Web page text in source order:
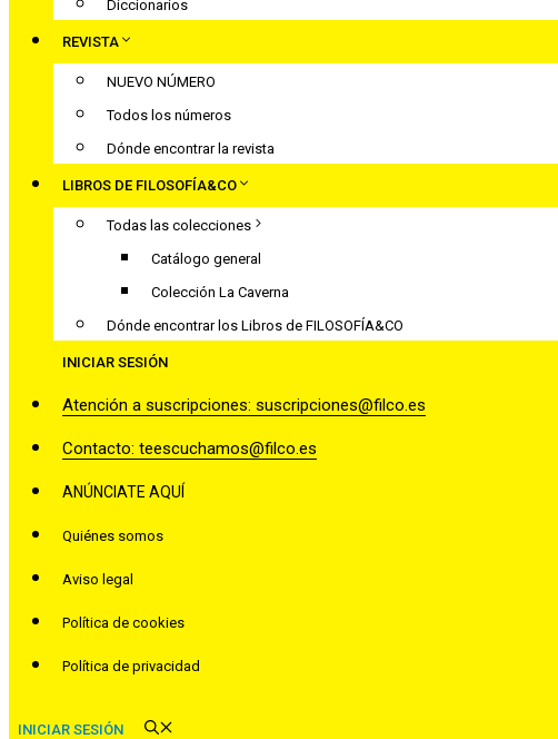
Diccionarios
REVISTA
NUEVO NÚMERO
Todos los números
Dónde encontrar la revista
LIBROS DE FILOSOFÍA&CO
Todas las colecciones
Catálogo general
Colección La Caverna
Dónde encontrar los Libros de FILOSOFÍA&CO
INICIAR SESIÓN
Atención a suscripciones: suscripciones@filco.es
Contacto: teescuchamos@filco.es
ANÚNCIATE AQUÍ
Quiénes somos
Aviso legal
Política de cookies
Política de privacidad
INICIAR SESIÓN